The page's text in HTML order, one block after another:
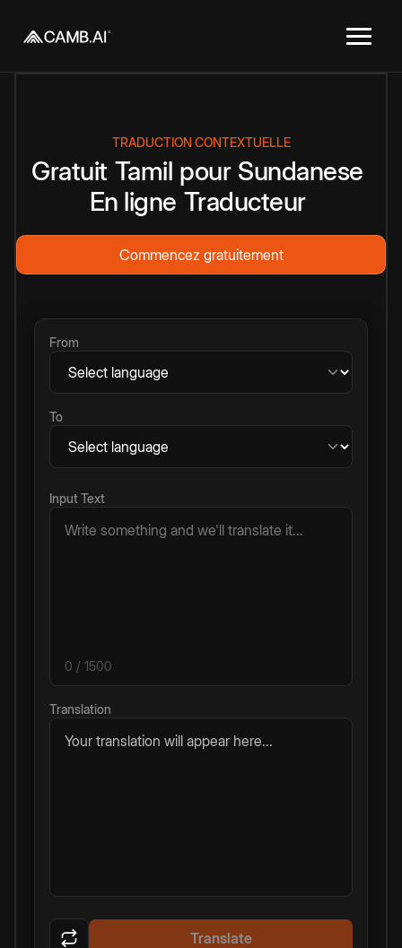
TRADUCTION CONTEXTUELLE
Gratuit Tamil pour Sundanese
En ligne Traducteur
Commencez gratuitement
From
To
Input Text
0 / 1500
Translation
Your translation will appear here...
Translate